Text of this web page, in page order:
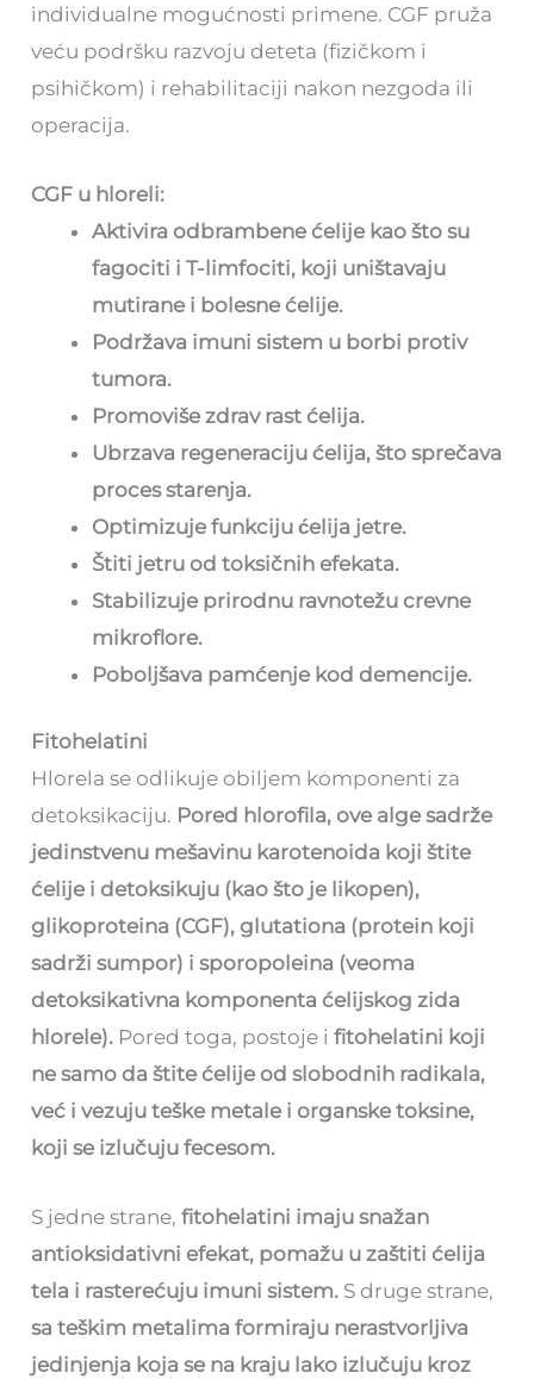
individualne mogućnosti primene. CGF pruža
veću podršku razvoju deteta (fizičkom i
psihičkom) i rehabilitaciji nakon nezgoda ili
operacija.
CGF u hloreli:
Aktivira odbrambene ćelije kao što su
fagociti i T-limfociti, koji uništavaju
mutirane i bolesne ćelije.
Podržava imuni sistem u borbi protiv
tumora.
Promoviše zdrav rast ćelija.
Ubrzava regeneraciju ćelija, što sprečava
proces starenja.
Optimizuje funkciju ćelija jetre.
Štiti jetru od toksičnih efekata.
Stabilizuje prirodnu ravnotežu crevne
mikroflore.
Poboljšava pamćenje kod demencije.
Fitohelatini
Hlorela se odlikuje obiljem komponenti za
detoksikaciju. Pored hlorofila, ove alge sadrže
jedinstvenu mešavinu karotenoida koji štite
ćelije i detoksikuju (kao što je likopen),
glikoproteina (CGF), glutationa (protein koji
sadrži sumpor) i sporopoleina (veoma
detoksikativna komponenta ćelijskog zida
hlorele). Pored toga, postoje ifitohelatini koji
ne samo da štite ćelije od slobodnih radikala,
već i vezuju teške metale i organske toksine,
koji se izlučuju fecesom.
S jedne strane,fitohelatini imaju snažan
antioksidativni efekat, pomažu u zaštiti ćelija
tela i rasterećuju imuni sistem. S druge strane,
sa teškim metalima formiraju nerastvorljiva
jedinjenja koja se na kraju lako izlučuju kroz